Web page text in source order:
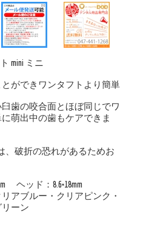
mini ミニ
ができワンタフトより簡単
歯の咬合面とほぼ同じでワ
萌出中の歯もケアできま
、破折の恐れがあるためお
ヘッド：8.6×18mm
アブルー・クリアピンク・
ーン